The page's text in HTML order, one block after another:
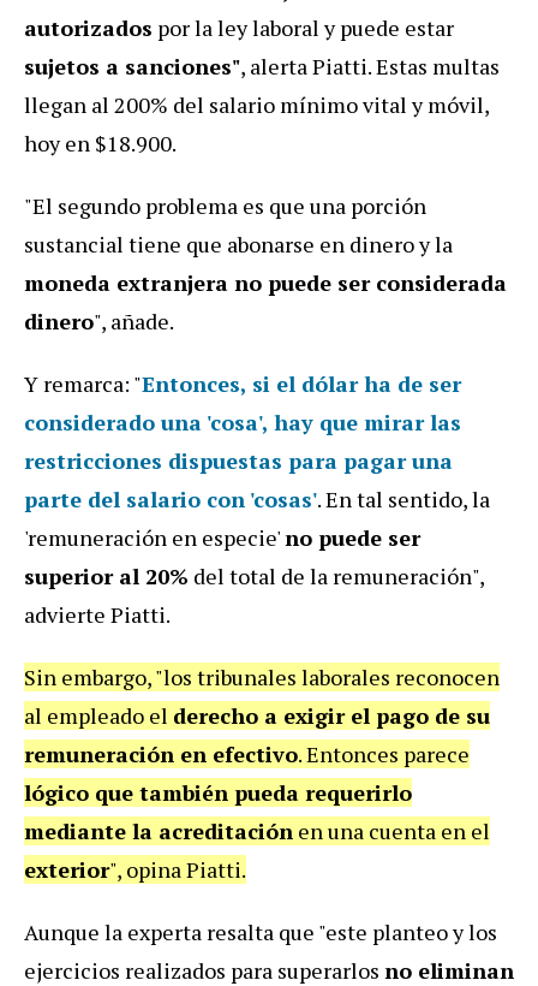
autorizados por la ley laboral y puede estar
sujetos a sanciones", alerta Piatti. Estas multas
llegan al 200% del salario mínimo vital y móvil,
hoy en $18.900.
"El segundo problema es que una porción
sustancial tiene que abonarse en dinero y la
moneda extranjera no puede ser considerada
dinero", añade.
Y remarca: "Entonces, si el dólar ha de ser
considerado una 'cosa', hay que mirar las
restricciones dispuestas para pagar una
parte del salario con 'cosas'. En tal sentido, la
'remuneración en especie'no puede ser
superior al 20% del total de la remuneración",
advierte Piatti.
Sin embargo, "los tribunales laborales reconocen
al empleado el derecho a exigir el pago de su
remuneración en efectivo. Entonces parece
lógico que también pueda requerirlo
mediante la acreditación en una cuenta en el
exterior", opina Piatti.
Aunque la experta resalta que "este planteo y los
ejercicios realizados para superarlos no eliminan